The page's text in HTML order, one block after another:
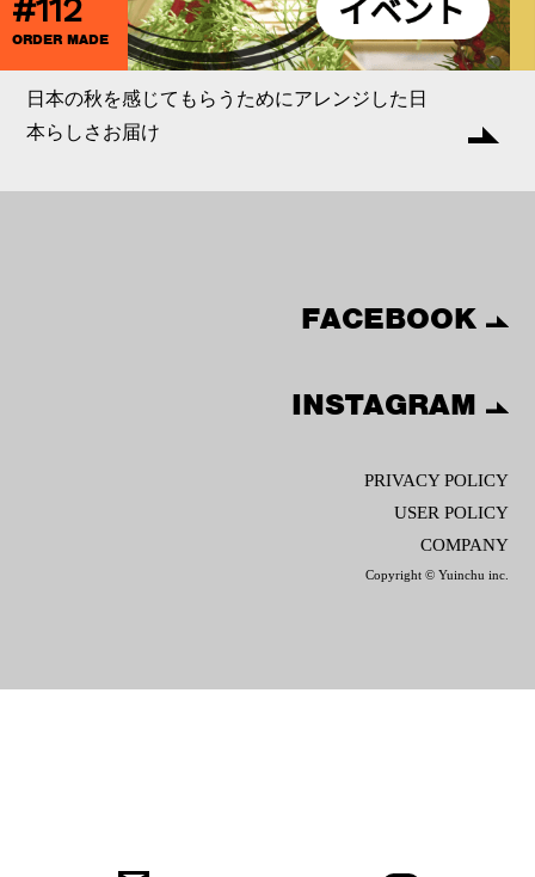
#112
ORDER MADE
日本の秋を感じてもらうためにアレンジした日
本らしさお届け
FACEBOOK
INSTAGRAM
PRIVACY POLICY
USER POLICY
COMPANY
Copyright © Yuinchu inc.